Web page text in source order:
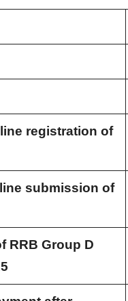
registration of
submission of
RRB Group D